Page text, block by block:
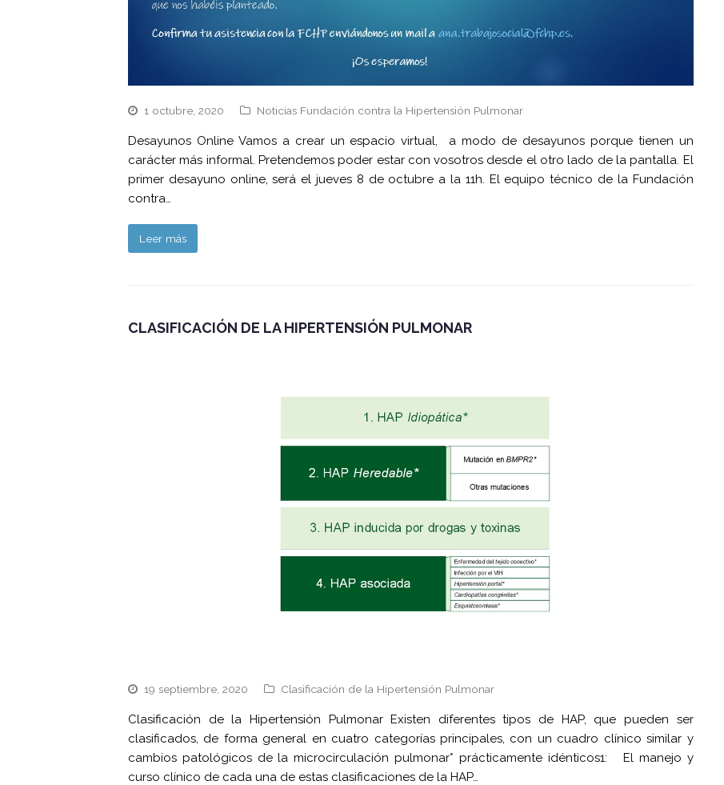
1 octubre, 2020 Noticias Fundación contra la Hipertensión Pulmonar
Desayunos Online Vamos a crear un espacio virtual, a modo de desayunos porque tienen un
carácter más informal. Pretendemos poder estar con vosotros desde el otro lado de la pantalla. El
primer desayuno online, será el jueves 8 de octubre a la 11h. El equipo técnico de la Fundación
contra…
Leer más
CLASIFICACIÓN DE LA HIPERTENSIÓN PULMONAR
19 septiembre, 2020 Clasificación de la Hipertensión Pulmonar
Clasificación de la Hipertensión Pulmonar Existen diferentes tipos de HAP, que pueden ser
clasificados, de forma general en cuatro categorías principales, con un cuadro clínico similar y
cambios patológicos de la microcirculación pulmonar* prácticamente idénticos1: El manejo y
curso clínico de cada una de estas clasificaciones de la HAP…